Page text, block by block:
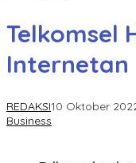
Telkomsel
Internetan
REDAKSI10 Oktober
Business